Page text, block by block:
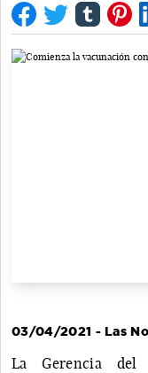
03/04/2021 - Las
La Gerencia del